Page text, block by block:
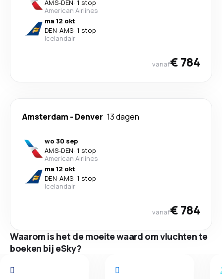
AMS-DEN· 1 stop
American Airlines
ma 12 okt
DEN-AMS· 1 stop
Icelandair
vanaf€ 784
Amsterdam - Denver 13 dagen
wo 30 sep
AMS-DEN· 1 stop
American Airlines
ma 12 okt
DEN-AMS· 1 stop
Icelandair
vanaf€ 784
Waarom is het de moeite waard om vluchten te
boeken bij eSky?